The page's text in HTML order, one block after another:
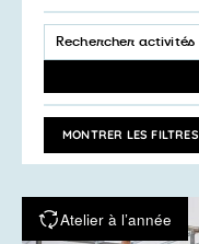
LA
DATE
Recherche
et
de
vues
Activités
SAISIR
MOT-
ACTIVITÉS
MOT-
CLÉ.
MONTRER LES FILTRES
Atelier à l’année